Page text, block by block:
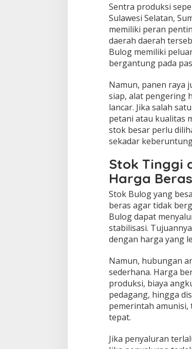
Sentra produksi
Sulawesi Selatan,
memiliki peran
daerah daerah
Bulog memiliki
bergantung pada
Namun, panen raya
siap, alat pengering
lancar. Jika salah
petani atau kualitas
stok besar perlu
sekadar
Stok Tinggi
Harga Beras
Stok Bulog yang
beras agar tidak
Bulog dapat
stabilisasi.
dengan harga yang
Namun, hubungan
sederhana. Harga
produksi, biaya
pedagang, hingga
pemerintah
tepat.
Jika penyaluran